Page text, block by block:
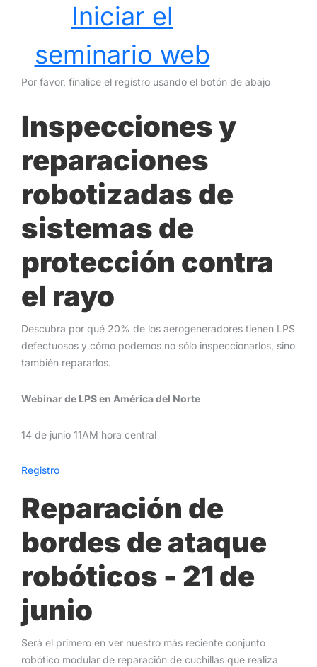
Iniciar el
seminario web
Por favor, finalice el registro usando el botón de abajo
Inspecciones y
reparaciones
robotizadas de
sistemas de
protección contra
el rayo
Descubra por qué 20% de los aerogeneradores tienen LPS
defectuosos y cómo podemos no sólo inspeccionarlos, sino
también repararlos.
Webinar de LPS en América del Norte
14 de junio 11AM hora central
Registro
Reparación de
bordes de ataque
robóticos - 21 de
junio
Será el primero en ver nuestro más reciente conjunto
robótico modular de reparación de cuchillas que realiza